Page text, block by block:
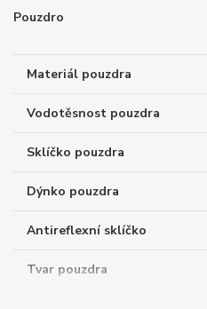
Pouzdro
Materiál pouzdra
Vodotěsnost pouzdra
Sklíčko pouzdra
Dýnko pouzdra
Antireflexní sklíčko
Tvar pouzdra